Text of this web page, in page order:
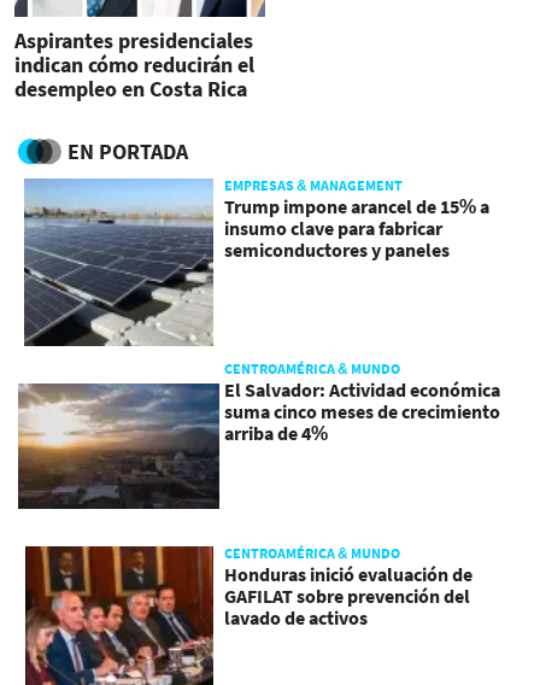
Aspirantes presidenciales
indican cómo reducirán el
desempleo en Costa Rica
EN PORTADA
EMPRESAS & MANAGEMENT
Trump impone arancel de 15% a
insumo clave para fabricar
semiconductores y paneles
CENTROAMÉRICA & MUNDO
El Salvador: Actividad económica
suma cinco meses de crecimiento
arriba de 4%
CENTROAMÉRICA & MUNDO
Honduras inició evaluación de
GAFILAT sobre prevención del
lavado de activos